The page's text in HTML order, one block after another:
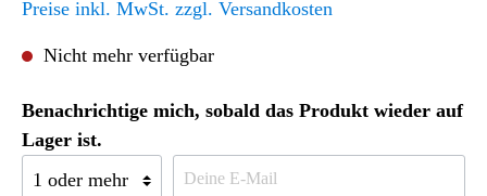
Preise inkl. MwSt. zzgl. Versandkosten
Nicht mehr verfügbar
Benachrichtige mich, sobald das Produkt wieder auf
Lager ist.